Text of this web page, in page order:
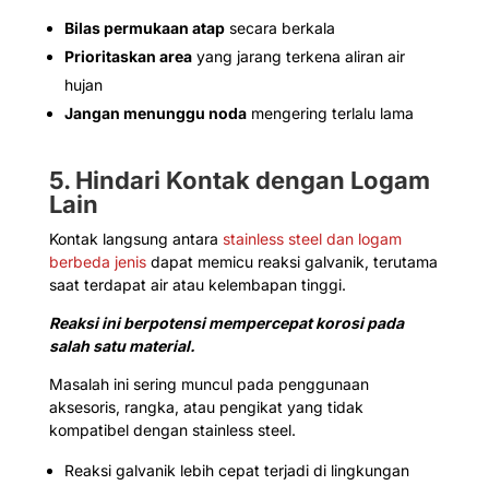
Bilas permukaan atapsecara berkala
Prioritaskan areayang jarang terkena aliran air
hujan
Jangan menunggu nodamengering terlalu lama
5. Hindari Kontak dengan Logam
Lain
Kontak langsung antara stainless steel dan logam
berbeda jenisdapat memicu reaksi galvanik, terutama
saat terdapat air atau kelembapan tinggi.
Reaksi ini berpotensi mempercepat korosi pada
salah satu material.
Masalah ini sering muncul pada penggunaan
aksesoris, rangka, atau pengikat yang tidak
kompatibel dengan stainless steel.
Reaksi galvanik lebih cepat terjadi di lingkungan